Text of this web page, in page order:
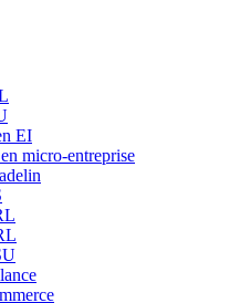
EI
micro-entreprise